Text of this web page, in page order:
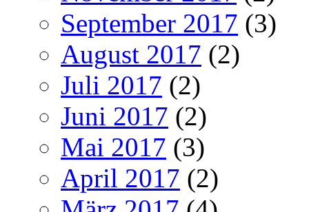
September 2017 (3)
August 2017 (2)
Juli 2017 (2)
Juni 2017 (2)
Mai 2017 (3)
April 2017 (2)